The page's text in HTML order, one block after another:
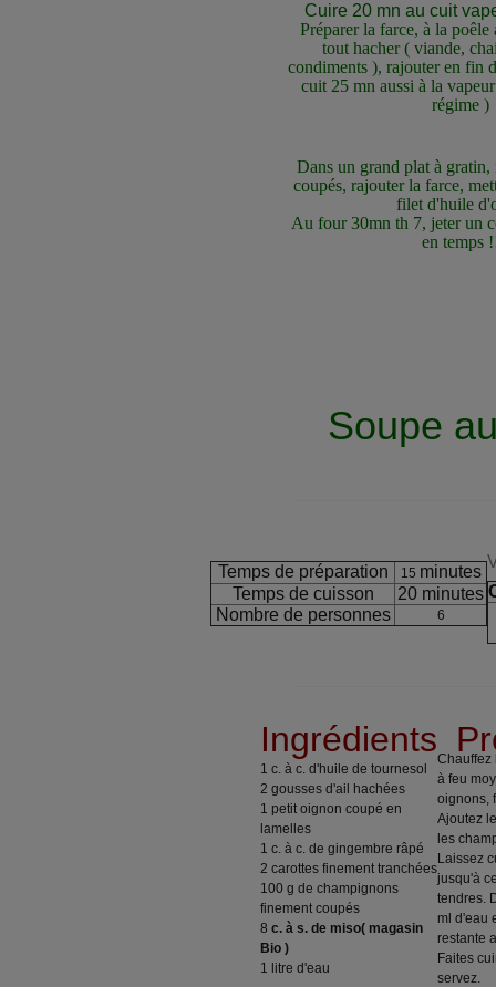
Cuire 20 mn au cuit
Préparer la farce, à la
tout hacher ( viande,
condiments ), rajouter en fin
cuit 25 mn aussi à la
régime )
Dans un grand plat à gratin,
coupés, rajouter la farce,
filet d'huile
Au four 30mn th 7, jeter un
en temps
Soupe
Temps de préparation 15 minutes
Temps de cuisson
20 minutes
Nombre de personnes
6
Ingrédients
1 c. à c. d'huile de tournesol
2 gousses d'ail hachées
1 petit oignon coupé en
lamelles
1 c. à c. de gingembre râpé
2 carottes finement tranchées
100 g de champignons
finement coupés
8 c. à s. de miso( magasin
Bio )
1 litre d'eau
Chauffez
à feu
oignons,
Ajoutez
les
Laissez
jusqu'à
tendres.
ml d'eau
restante
Faites
servez.